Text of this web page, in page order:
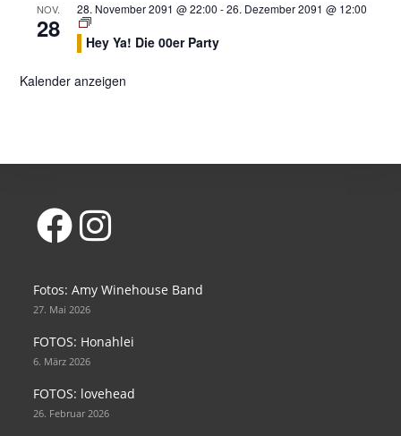
NOV.
28
28. November 2091 @ 22:00 -26. Dezember 2091 @ 12:00
Hey Ya! Die 00er Party
Kalender anzeigen
a
tab
a
tab
Fotos: Amy Winehouse Band
27. Mai 2026
FOTOS: Honahlei
6. März 2026
FOTOS: lovehead
26. Februar 2026